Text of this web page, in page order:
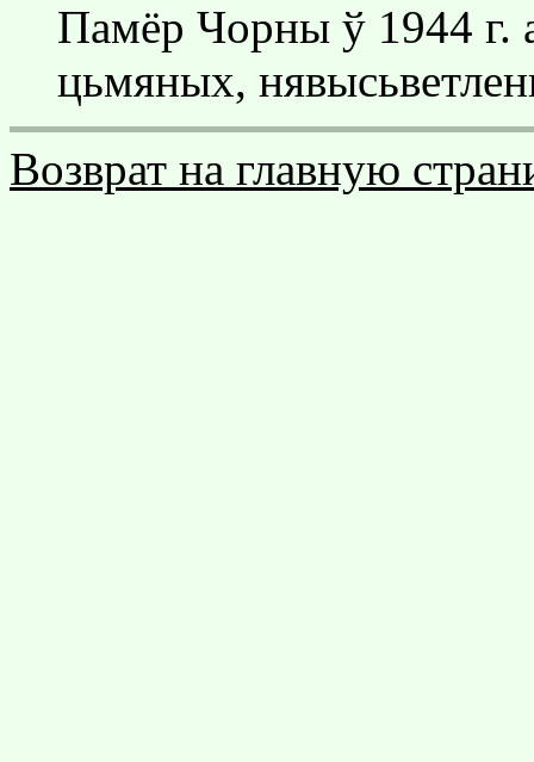
Памёр Чорны ў 1944 г.
цьмяных,
Возврат на главную